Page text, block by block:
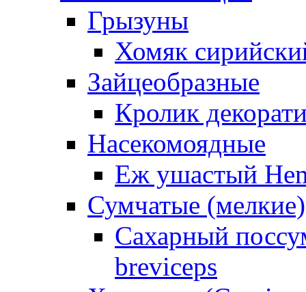
Грызуны
Хомяк
Зайцеобразные
Кролик
Насекомоядные
Еж ушастый
Сумчатые (мелкие)
Сахарный
breviceps